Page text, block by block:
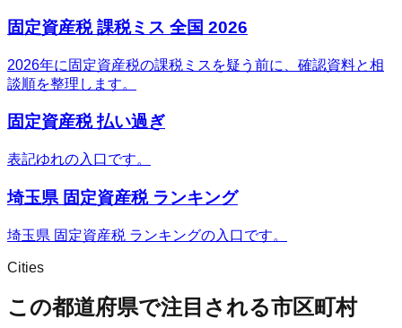
固定資産税 課税ミス 全国 2026
2026年に固定資産税の課税ミスを疑う前に、確認資料と相
談順を整理します。
固定資産税 払い過ぎ
表記ゆれの入口です。
埼玉県 固定資産税 ランキング
埼玉県 固定資産税 ランキングの入口です。
Cities
この都道府県で注目される市区町村